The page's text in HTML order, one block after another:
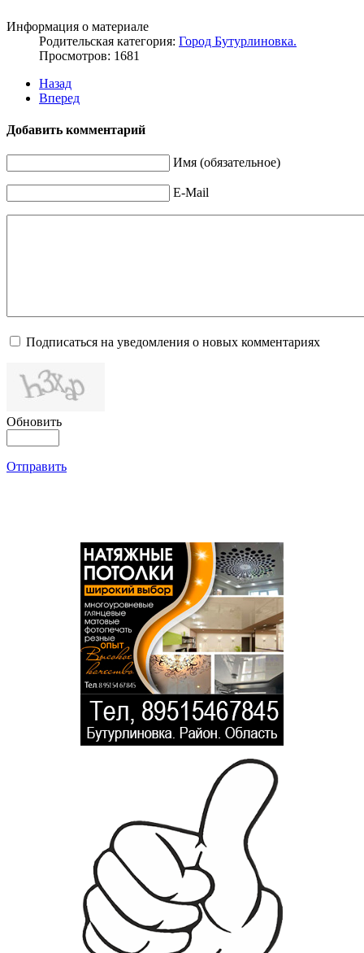
Информация о материале
Родительская категория: Город Бутурлиновка.
Просмотров: 1681
Назад
Вперед
Добавить комментарий
Имя (обязательное)
E-Mail
Подписаться на уведомления о новых комментариях
Обновить
Отправить